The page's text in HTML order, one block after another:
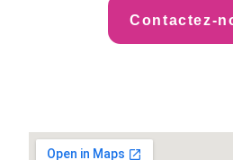
Contactez-